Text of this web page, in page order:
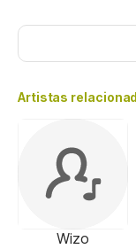
Artistas
Wizo